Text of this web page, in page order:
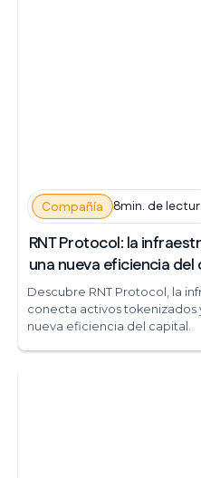
Compañía 8min. de
RNT Protocol: la
una nueva eficiencia del
Descubre RNT Protocol, la
conecta activos tokenizados
nueva eficiencia del capital.